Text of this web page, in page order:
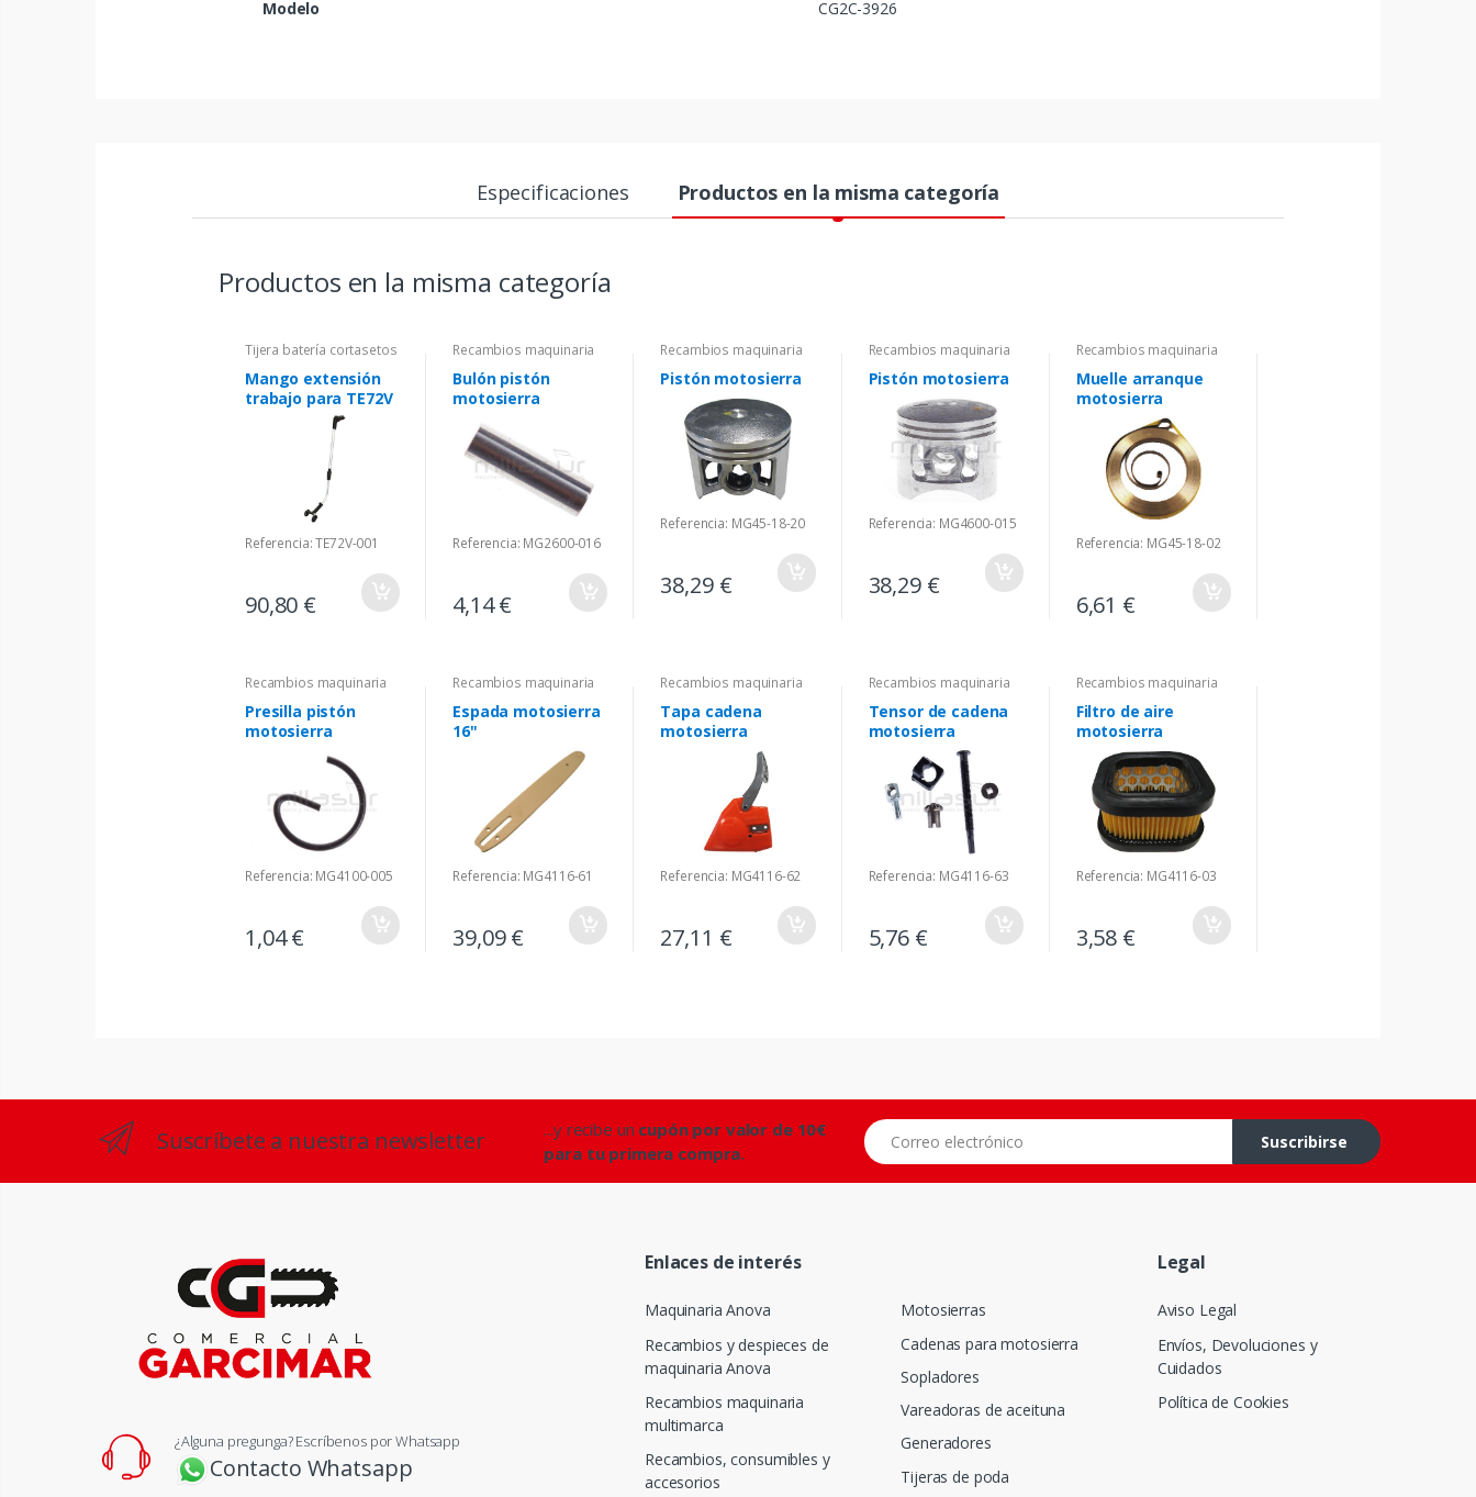
Modelo CG2C-3926
Especificaciones Productos en la misma categoría
Productos en la misma categoría
Tijera batería cortasetos
Mango extensión
trabajo para TE72V
Referencia: TE72V-001
90,80 €
Recambios maquinaria
Bulón pistón
motosierra
Referencia: MG2600-016
4,14 €
Recambios maquinaria
Pistón motosierra
Referencia: MG45-18-20
38,29 €
Recambios maquinaria
Pistón motosierra
Referencia: MG4600-015
38,29 €
Recambios maquinaria
Muelle arranque
motosierra
Referencia: MG45-18-02
6,61 €
Recambios maquinaria
Presilla pistón
motosierra
Referencia: MG4100-005
1,04 €
Recambios maquinaria
Espada motosierra
16"
Referencia: MG4116-61
39,09 €
Recambios maquinaria
Tapa cadena
motosierra
Referencia: MG4116-62
27,11 €
Recambios maquinaria
Tensor de cadena
motosierra
Referencia: MG4116-63
5,76 €
Recambios maquinaria
Filtro de aire
motosierra
Referencia: MG4116-03
3,58 €
Suscríbete a nuestra newsletter ...y recibe un cupón por valor de 10€
para tu primera compra.
Correo electrónico
Suscribirse
¿Alguna pregunga? Escríbenos por Whatsapp
Contacto Whatsapp
Enlaces de interés
Maquinaria Anova
Recambios y despieces de
maquinaria Anova
Recambios maquinaria
multimarca
Recambios, consumibles y
accesorios
Motosierras
Cadenas para motosierra
Sopladores
Vareadoras de aceituna
Generadores
Tijeras de poda
Legal
Aviso Legal
Envíos, Devoluciones y
Cuidados
Política de Cookies